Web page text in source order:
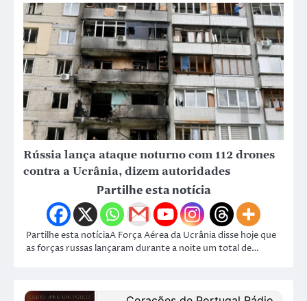
Rússia lança ataque noturno com 112 drones
contra a Ucrânia, dizem autoridades
Partilhe esta notícia
Partilhe esta notíciaA Força Aérea da Ucrânia disse hoje que
as forças russas lançaram durante a noite um total de…